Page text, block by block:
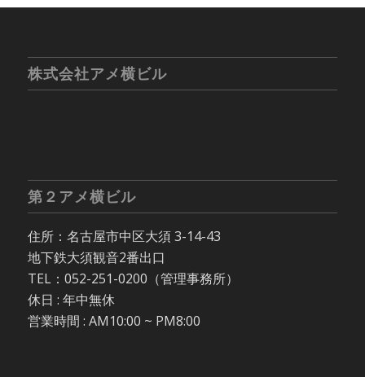
株式会社アメ横ビル
第２アメ横ビル
住所：名古屋市中区大須 3-14-43
地下鉄大須観音2番出口
TEL：052-251-0200（管理事務所）
休日 : 年中無休
営業時間 : AM10:00 ~ PM8:00